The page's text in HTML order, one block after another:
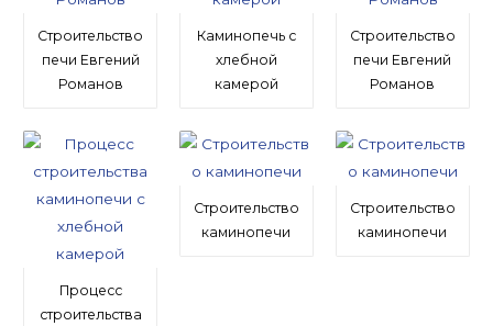
Строительство
печи Евгений
Романов
Каминопечь с
хлебной
камерой
Строительство
печи Евгений
Романов
Процесс
строительства
Строительство
каминопечи
Строительство
каминопечи